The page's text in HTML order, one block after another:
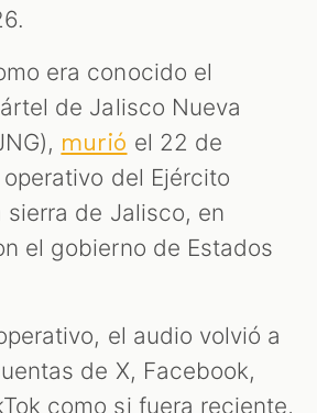
era conocido el
de Jalisco Nueva
murió el 22 de
del Ejército
sierra de Jalisco, en
el gobierno de Estados
el audio volvió a
de X, Facebook,
como si fuera reciente,